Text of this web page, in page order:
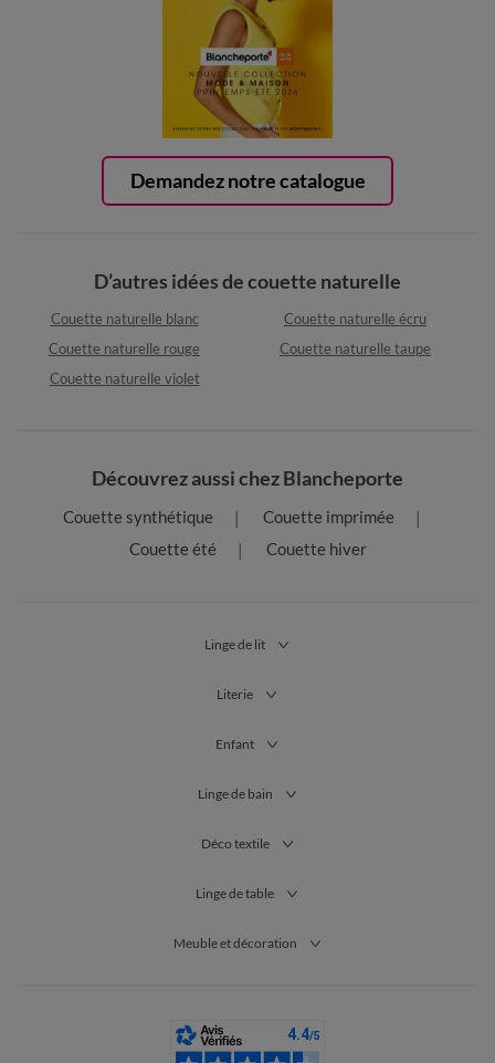
Demandez notre catalogue
D’autres idées de couette naturelle
Couette naturelle blanc
Couette naturelle écru
Couette naturelle rouge
Couette naturelle taupe
Couette naturelle violet
Découvrez aussi chez Blancheporte
Couette synthétique
Couette imprimée
Couette été
Couette hiver
Linge de lit
Literie
Enfant
Linge de bain
Déco textile
Linge de table
Meuble et décoration